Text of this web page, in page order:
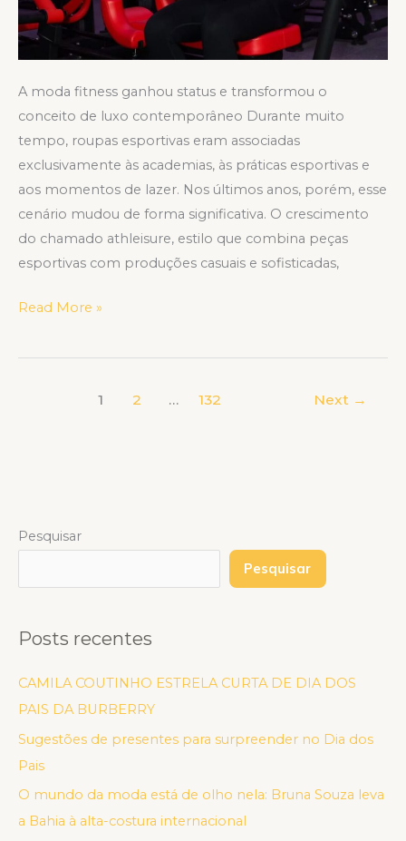
A moda fitness ganhou status e transformou o
conceito de luxo contemporâneo Durante muito
tempo, roupas esportivas eram associadas
exclusivamente às academias, às práticas esportivas e
aos momentos de lazer. Nos últimos anos, porém, esse
cenário mudou de forma significativa. O crescimento
do chamado athleisure, estilo que combina peças
esportivas com produções casuais e sofisticadas,
Read More »
1 2 … 132 Next →
Pesquisar
Pesquisar
Posts recentes
CAMILA COUTINHO ESTRELA CURTA DE DIA DOS
PAIS DA BURBERRY
Sugestões de presentes para surpreender no Dia dos
Pais
O mundo da moda está de olho nela: Bruna Souza leva
a Bahia à alta-costura internacional